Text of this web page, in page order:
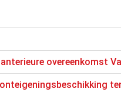
overeenkomst